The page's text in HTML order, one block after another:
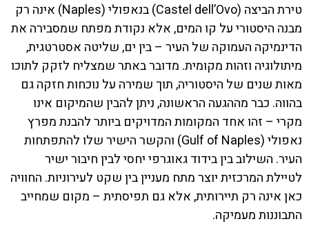
טירת הביצה (Castel dell’Ovo) בנאפולי (Naples) אינה רק
מבנה היסטורי על קו המים, אלא נקודת מפתח שמסבירה את
הדינמיקה העמוקה של העיר – בין ים, שליטה אסטרטגית,
מיתולוגיה וזהות מקומית. מדובר באתר שמצליח לזקק לתוכו
מאות שנים של היסטוריה, תוך שמירה על נוכחות חזקה גם
בהווה. כבר מההגעה הראשונה, ניתן להבין שהמיקום אינו
מקרי – זהו אחד המקומות המדויקים ביותר להבנת מפרץ
נאפולי (Gulf of Naples) והקשר הישיר שלו להתפתחות
העיר. השילוב בין בידוד גאוגרפי יחסי לבין חיבור ישיר
לטיילת המרכזית יוצר מתח מעניין בין שקט לעירוניות. החוויה
כאן אינה רק תיירותית, אלא גם תפיסתית – מקום שמחייב
התבוננות מעמיקה.